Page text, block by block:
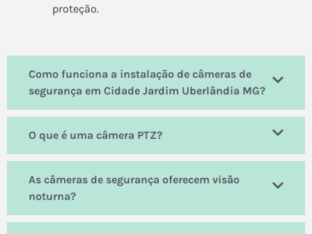
proteção.
Como funciona a instalação de câmeras de
segurança em Cidade Jardim Uberlândia MG?
O que é uma câmera PTZ?
As câmeras de segurança oferecem visão
noturna?